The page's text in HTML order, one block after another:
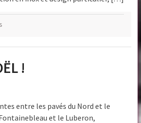
!
entre les pavés du Nord et le
et le Luberon,